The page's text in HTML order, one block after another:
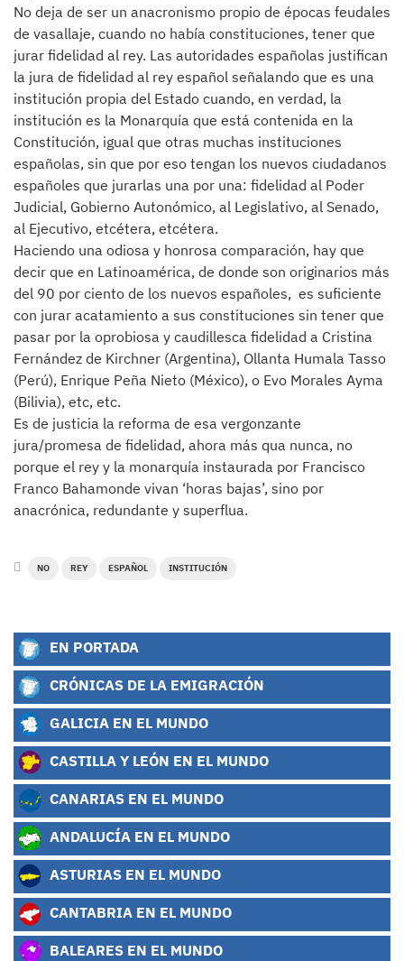
No deja de ser un anacronismo propio de épocas feudales
de vasallaje, cuando no había constituciones, tener que
jurar fidelidad al rey. Las autoridades españolas justifican
la jura de fidelidad al rey español señalando que es una
institución propia del Estado cuando, en verdad, la
institución es la Monarquía que está contenida en la
Constitución, igual que otras muchas instituciones
españolas, sin que por eso tengan los nuevos ciudadanos
españoles que jurarlas una por una: fidelidad al Poder
Judicial, Gobierno Autonómico, al Legislativo, al Senado,
al Ejecutivo, etcétera, etcétera.
Haciendo una odiosa y honrosa comparación, hay que
decir que en Latinoamérica, de donde son originarios más
del 90 por ciento de los nuevos españoles, es suficiente
con jurar acatamiento a sus constituciones sin tener que
pasar por la oprobiosa y caudillesca fidelidad a Cristina
Fernández de Kirchner (Argentina), Ollanta Humala Tasso
(Perú), Enrique Peña Nieto (México), o Evo Morales Ayma
(Bilivia), etc, etc.
Es de justicia la reforma de esa vergonzante
jura/promesa de fidelidad, ahora más qua nunca, no
porque el rey y la monarquía instaurada por Francisco
Franco Bahamonde vivan ‘horas bajas’, sino por
anacrónica, redundante y superflua.
NO REY ESPAÑOL INSTITUCIÓN
EN PORTADA
CRÓNICAS DE LA EMIGRACIÓN
GALICIA EN EL MUNDO
CASTILLA Y LEÓN EN EL MUNDO
CANARIAS EN EL MUNDO
ANDALUCÍA EN EL MUNDO
ASTURIAS EN EL MUNDO
CANTABRIA EN EL MUNDO
BALEARES EN EL MUNDO